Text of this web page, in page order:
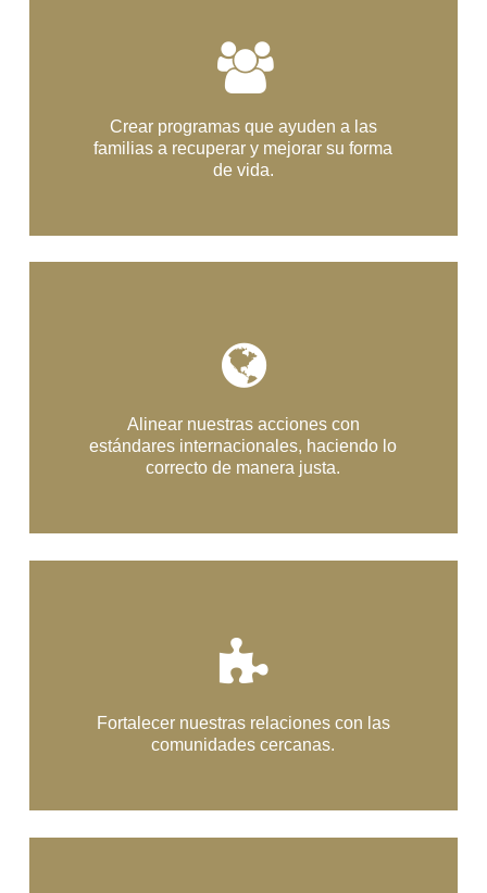
Crear programas que ayuden a las
familias a recuperar y mejorar su forma
de vida.
Alinear nuestras acciones con
estándares internacionales, haciendo lo
correcto de manera justa.
Fortalecer nuestras relaciones con las
comunidades cercanas.